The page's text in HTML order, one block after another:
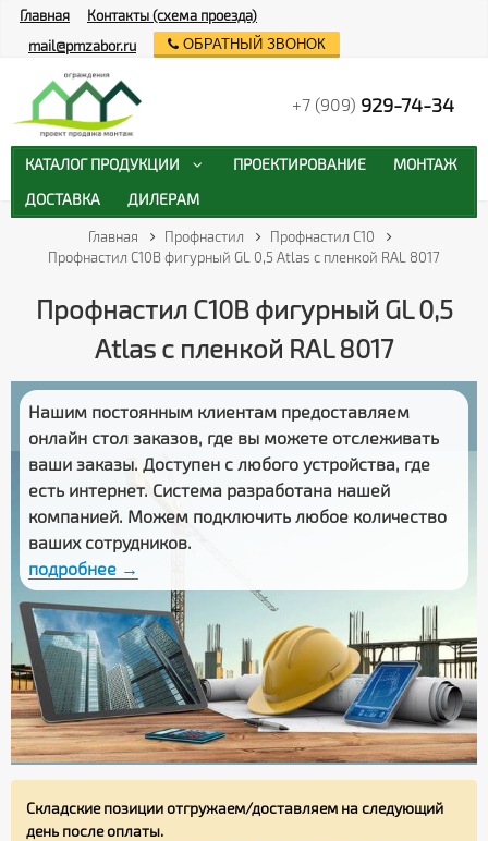
Главная Профнастил
Профнастил С10
Профнастил С10B фигурный GL 0,5 Atlas с пленкой RAL 8017
Профнастил С10B фигурный GL 0,5
Atlas с пленкой RAL 8017
Нашим постоянным клиентам предоставляем
онлайн стол заказов, где вы можете отслеживать
ваши заказы. Доступен с любого устройства, где
есть интернет. Система разработана нашей
компанией. Можем подключить любое количество
ваших сотрудников.
подробнее →
Складские позиции отгружаем/доставляем на следующий
день после оплаты.
Главная
Контакты (схема проезда)
mail@pmzabor.ru
ОБРАТНЫЙ ЗВОНОК
+7 (909) 929-74-34
КАТАЛОГ ПРОДУКЦИИ ПРОЕКТИРОВАНИЕ
МОНТАЖ
ДОСТАВКА
ДИЛЕРАМ